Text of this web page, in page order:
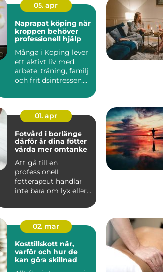
05. apr
Naprapat köping när
kroppen behöver
professionell hjälp
Många i Köping lever
ett aktivt liv med
arbete, träning, familj
och fritidsintressen.
01. apr
Fotvård i borlänge
därför är dina fötter
värda mer omtanke
Att gå till en
professionell
fotterapeut handlar
inte bara om lyx eller
stunden. F...
02. mar
Kosttillskott när,
varför och hur de
kan göra skillnad